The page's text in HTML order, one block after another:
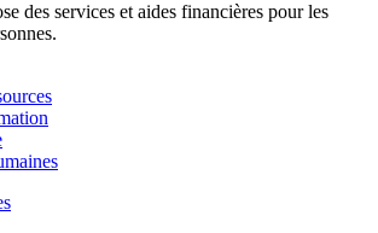
des services et aides financières pour les